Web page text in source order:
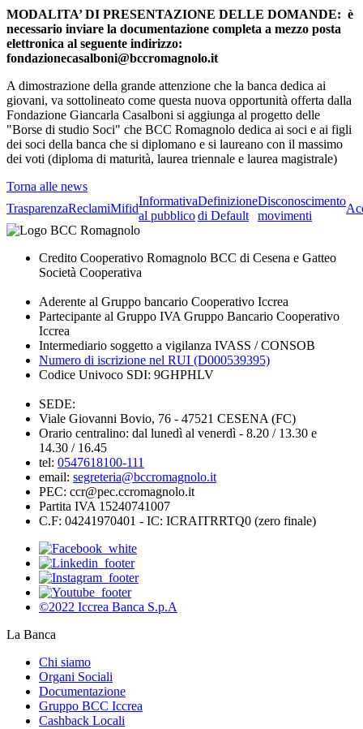
MODALITA’ DI PRESENTAZIONE DELLE DOMANDE: è
necessario inviare la documentazione completa a mezzo posta
elettronica al seguente indirizzo:
fondazionecasalboni@bccromagnolo.it
A dimostrazione della grande attenzione che la banca dedica ai
giovani, va sottolineato come questa nuova opportunità offerta dalla
Fondazione Giancarla Casalboni si aggiunga al progetto delle
"Borse di studio Soci" che BCC Romagnolo dedica ai soci e ai figli
dei soci della banca che si diplomano e si laureano con il massimo
dei voti (diploma di maturità, laurea triennale e laurea magistrale)
Torna alle news
TrasparenzaReclamiMifid
Informativa
al pubblico
Definizione
di Default
Disconoscimento
movimenti
Credito Cooperativo Romagnolo BCC di Cesena e Gatteo
Società Cooperativa
Aderente al Gruppo bancario Cooperativo Iccrea
Partecipante al Gruppo IVA Gruppo Bancario Cooperativo
Iccrea
Intermediario soggetto a vigilanza IVASS / CONSOB
Numero di iscrizione nel RUI (D000539395)
Codice Univoco SDI: 9GHPHLV
SEDE:
Viale Giovanni Bovio, 76 - 47521 CESENA (FC)
Orario centralino: dal lunedì al venerdì - 8.20 / 13.30 e
14.30 / 16.45
tel: 0547618100-111
email: segreteria@bccromagnolo.it
PEC: ccr@pec.ccromagnolo.it
Partita IVA 15240741007
C.F: 04241970401 - IC: ICRAITRRTQ0 (zero finale)
©2022 Iccrea Banca S.p.A
La Banca
Chi siamo
Organi Sociali
Documentazione
Gruppo BCC Iccrea
Cashback Locali